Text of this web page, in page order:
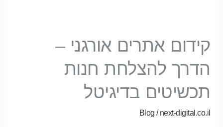
קידום אתרים אורגני –
הדרך להצלחת חנות
תכשיטים בדיגיטל
Blog /next-digital.co.il